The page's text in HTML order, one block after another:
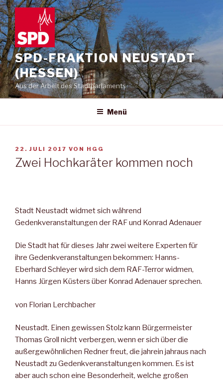
Zum
Inhalt
springen
SPD-FRAKTION NEUSTADT
(HESSEN)
Aus der Arbeit des Stadtparlaments
Menü
VERÖFFENTLICHT
AM
22. JULI 2017 VON HGG
Zwei Hochkaräter kommen noch
Stadt Neustadt widmet sich während
Gedenkveranstaltungen der RAF und Konrad Adenauer
Die Stadt hat für dieses Jahr zwei weitere Experten für
ihre Gedenkveranstaltungen bekommen: Hanns-
Eberhard Schleyer wird sich dem RAF-Terror widmen,
Hanns Jürgen Küsters über Konrad Adenauer sprechen.
von Florian Lerchbacher
Neustadt. Einen gewissen Stolz kann Bürgermeister
Thomas Groll nicht verbergen, wenn er sich über die
außergewöhnlichen Redner freut, die jahrein jahraus nach
Neustadt zu Gedenkveranstaltungen kommen. Es ist
aber auch schon eine Besonderheit, welche großen